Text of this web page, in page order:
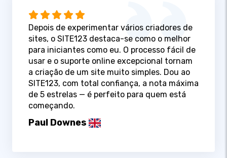
Depois de experimentar vários criadores de
sites, o SITE123 destaca-se como o melhor
para iniciantes como eu. O processo fácil de
usar e o suporte online excepcional tornam
a criação de um site muito simples. Dou ao
SITE123, com total confiança, a nota máxima
de 5 estrelas — é perfeito para quem está
começando.
Paul Downes